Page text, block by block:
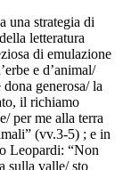
una strategia di
letteratura
di emulazione
e d’animal/
generosa/ la
il richiamo
per me alla terra
(vv.3-5) ; e in
Leopardi: “Non
sulla valle/ sto